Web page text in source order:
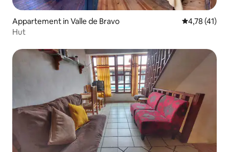
Appartement in Valle de Bravo Gemiddelde
4,78 (41)
Hut